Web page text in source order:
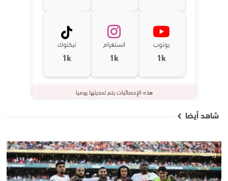
يوتوب
1k
انستغرام
1k
تيكتوك
1k
هذه الإحصائيات يتم تحديثها يوميا
شاهد أيضا
رياضة